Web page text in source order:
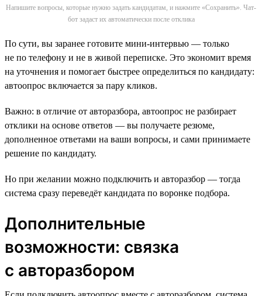
Напишите вопросы, которые нужно задать кандидатам, и нажмите «Сохранить». Чат-
бот задаст их автоматически после отклика
По сути, вы заранее готовите мини-интервью — только
не по телефону и не в живой переписке. Это экономит время
на уточнения и помогает быстрее определиться по кандидату:
автоопрос включается за пару кликов.
Важно: в отличие от авторазбора, автоопрос не разбирает
отклики на основе ответов — вы получаете резюме,
дополненное ответами на ваши вопросы, и сами принимаете
решение по кандидату.
Но при желании можно подключить и авторазбор — тогда
система сразу переведёт кандидата по воронке подбора.
Дополнительные
возможности: связка
с авторазбором